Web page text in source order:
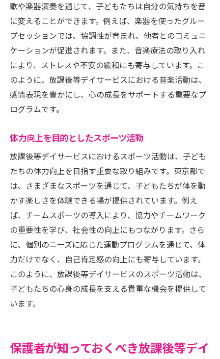
歌や楽器演奏を通じて、子どもたちは自分の気持ちを音
に変えることができます。例えば、楽器を使ったグルー
プセッションでは、協調性が育まれ、他者とのコミュニ
ケーションが促進されます。また、音楽療法の取り入れ
により、ストレスや不安の緩和にも寄与しています。こ
のように、放課後等デイサービスにおける音楽活動は、
感情表現を豊かにし、心の成長をサポートする重要なプ
ログラムです。
体力向上を目的としたスポーツ活動
放課後等デイサービスにおけるスポーツ活動は、子ども
たちの体力向上を目指す重要な取り組みです。東京都で
は、さまざまなスポーツを通じて、子どもたちが体を動
かす楽しさを体験できる場が提供されています。例え
ば、チームスポーツの導入により、協力やチームワーク
の重要性を学び、社会性の向上にもつながります。さら
に、個別のニーズに応じた運動プログラムを通じて、体
力だけでなく、自己肯定感の向上にも寄与しています。
このように、放課後等デイサービスのスポーツ活動は、
子どもたちの心身の成長を支える貴重な機会を提供して
います。
保護者が知っておくべき放課後等デイ